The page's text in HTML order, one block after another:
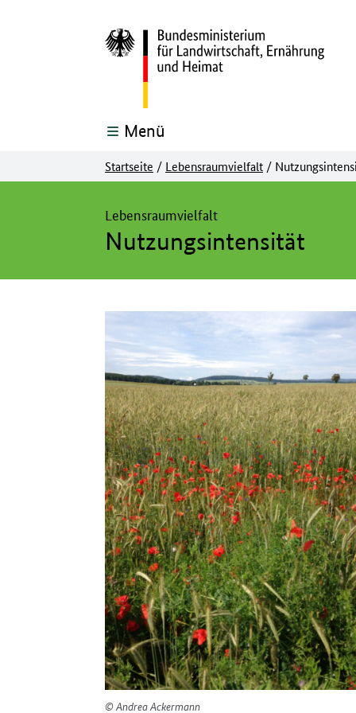
Menü
Startseite / Lebensraumvielfalt /
Nutzungsintensität
Lebensraumvielfalt
© Andrea Ackermann